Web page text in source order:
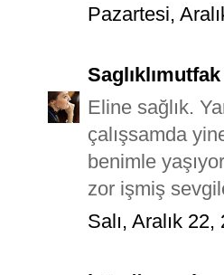
Pazartesi,
Saglıklımutfak
Eline sağlık.
çalışsamda
benimle
zor işmiş
Salı, Aralık 22,